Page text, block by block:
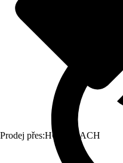
Prodej přes:HORNBACH